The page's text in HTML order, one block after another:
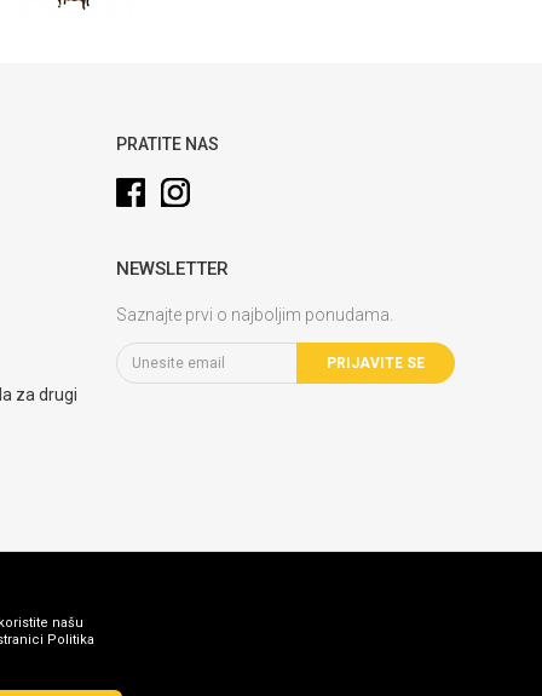
za drugi
PRATITE NAS
NEWSLETTER
Saznajte prvi o najboljim ponudama.
PRIJAVITE SE
našu
Politika